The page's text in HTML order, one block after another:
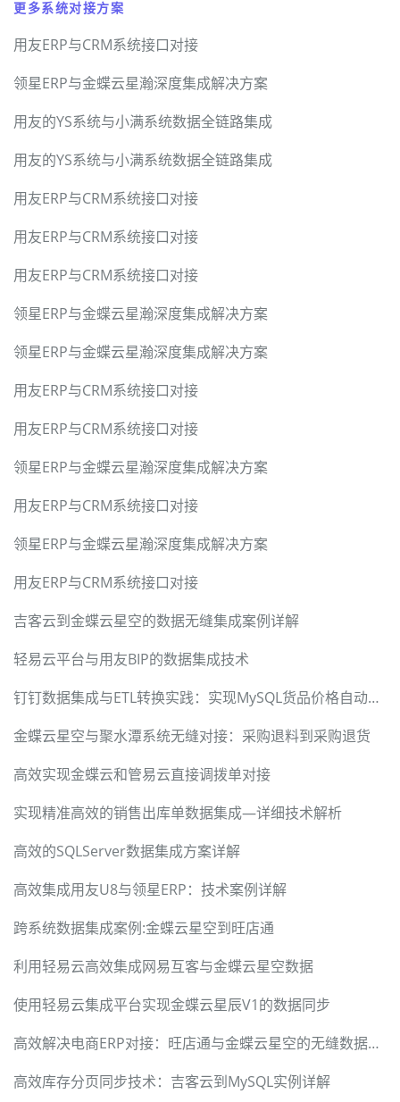
更多系统对接方案
用友ERP与CRM系统接口对接
领星ERP与金蝶云星瀚深度集成解决方案
用友的YS系统与小满系统数据全链路集成
用友的YS系统与小满系统数据全链路集成
用友ERP与CRM系统接口对接
用友ERP与CRM系统接口对接
用友ERP与CRM系统接口对接
领星ERP与金蝶云星瀚深度集成解决方案
领星ERP与金蝶云星瀚深度集成解决方案
用友ERP与CRM系统接口对接
用友ERP与CRM系统接口对接
领星ERP与金蝶云星瀚深度集成解决方案
用友ERP与CRM系统接口对接
领星ERP与金蝶云星瀚深度集成解决方案
用友ERP与CRM系统接口对接
吉客云到金蝶云星空的数据无缝集成案例详解
轻易云平台与用友BIP的数据集成技术
钉钉数据集成与ETL转换实践：实现MySQL货品价格自动更新
金蝶云星空与聚水潭系统无缝对接：采购退料到采购退货
高效实现金蝶云和管易云直接调拨单对接
实现精准高效的销售出库单数据集成—详细技术解析
高效的SQLServer数据集成方案详解
高效集成用友U8与领星ERP：技术案例详解
跨系统数据集成案例:金蝶云星空到旺店通
利用轻易云高效集成网易互客与金蝶云星空数据
使用轻易云集成平台实现金蝶云星辰V1的数据同步
高效解决电商ERP对接：旺店通与金蝶云星空的无缝数据集成
高效库存分页同步技术：吉客云到MySQL实例详解